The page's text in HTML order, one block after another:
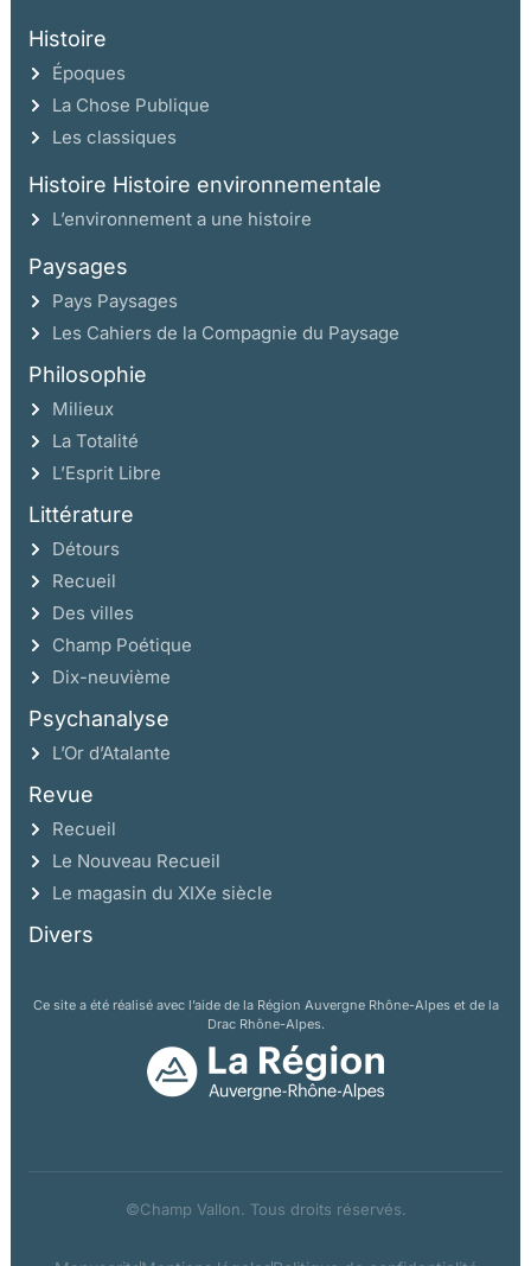
Histoire
Époques
La Chose Publique
Les classiques
Histoire Histoire environnementale
L’environnement a une histoire
Paysages
Pays Paysages
Les Cahiers de la Compagnie du Paysage
Philosophie
Milieux
La Totalité
L’Esprit Libre
Littérature
Détours
Recueil
Des villes
Champ Poétique
Dix-neuvième
Psychanalyse
L’Or d’Atalante
Revue
Recueil
Le Nouveau Recueil
Le magasin du XIXe siècle
Divers
Ce site a été réalisé avec l’aide de la Région Auvergne Rhône-Alpes et de la
Drac Rhône-Alpes.
©Champ Vallon. Tous droits réservés.